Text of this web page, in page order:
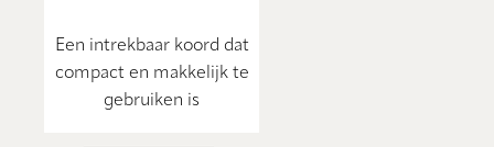
Een intrekbaar koord dat
compact en makkelijk te
gebruiken is